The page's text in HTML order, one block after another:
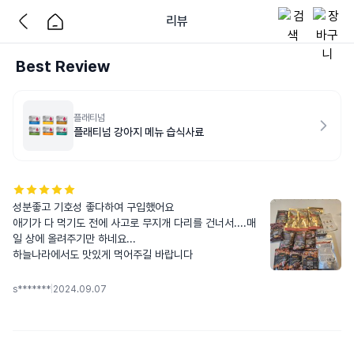
리뷰
Best Review
플래티넘
플래티넘 강아지 메뉴 습식사료
성분좋고 기호성 좋다하여 구입했어요
애기가 다 먹기도 전에 사고로 무지개 다리를 건너서....매
일 상에 올려주기만 하네요...
하늘나라에서도 맛있게 먹어주길 바랍니다
s******* 2024.09.07